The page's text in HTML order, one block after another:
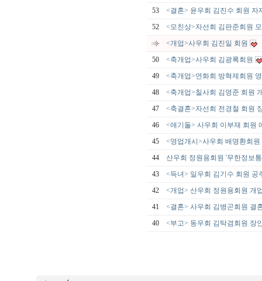
53
<결혼> 윤우회 김진수 회원 자
52
<모친상>자선회 김판준회원
<개업>사우회 김진일 회원
50
<축개업>사우회 김광록회원
49
<축개업>연화회 방혁제회원
48
<축개업>칠사회 김영준 회원
47
<축결혼>자선회 전경철 회원
46
<애기돌> 사우회 이부재 회원
45
<영업개시>사우회 배명환회
44
산우회 정원용회원 '무한정보
43
<득녀> 일우회 김기수 회원 공
42
<개업> 산우회 정원용회원 개
41
<결혼> 사우회 김병곤회원 결
40
<부고> 동우회 김탁겸회원 장